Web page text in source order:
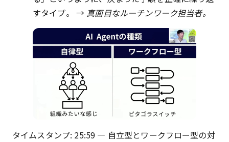
すタイプ。 → 真面目なルーチンワーク担当者。
タイムスタンプ: 25:59 — 自立型とワークフロー型の対